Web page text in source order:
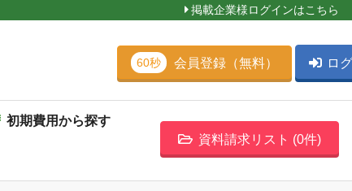
掲載企業様ログインはこちら
初期費用から探す
資料請求リスト (0件)
60秒 会員登録（無料） ロ